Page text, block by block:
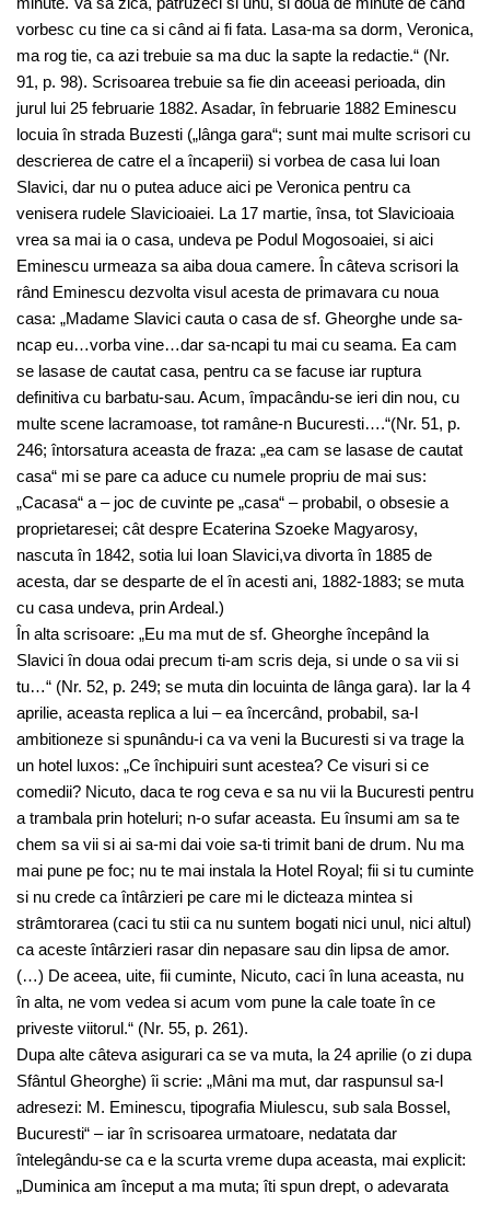
vorbesc cu tine ca si când ai fi fata. Lasa-ma sa dorm, Veronica,
ma rog tie, ca azi trebuie sa ma duc la sapte la redactie.“ (Nr.
91, p. 98). Scrisoarea trebuie sa fie din aceeasi perioada, din
jurul lui 25 februarie 1882. Asadar, în februarie 1882 Eminescu
locuia în strada Buzesti („lânga gara“; sunt mai multe scrisori cu
descrierea de catre el a încaperii) si vorbea de casa lui Ioan
Slavici, dar nu o putea aduce aici pe Veronica pentru ca
venisera rudele Slavicioaiei. La 17 martie, însa, tot Slavicioaia
vrea sa mai ia o casa, undeva pe Podul Mogosoaiei, si aici
Eminescu urmeaza sa aiba doua camere. În câteva scrisori la
rând Eminescu dezvolta visul acesta de primavara cu noua
casa: „Madame Slavici cauta o casa de sf. Gheorghe unde sa-
ncap eu…vorba vine…dar sa-ncapi tu mai cu seama. Ea cam
se lasase de cautat casa, pentru ca se facuse iar ruptura
definitiva cu barbatu-sau. Acum, împacându-se ieri din nou, cu
multe scene lacramoase, tot ramâne-n Bucuresti….“(Nr. 51, p.
246; întorsatura aceasta de fraza: „ea cam se lasase de cautat
casa“ mi se pare ca aduce cu numele propriu de mai sus:
„Cacasa“ a – joc de cuvinte pe „casa“ – probabil, o obsesie a
proprietaresei; cât despre Ecaterina Szoeke Magyarosy,
nascuta în 1842, sotia lui Ioan Slavici,va divorta în 1885 de
acesta, dar se desparte de el în acesti ani, 1882-1883; se muta
cu casa undeva, prin Ardeal.)
În alta scrisoare: „Eu ma mut de sf. Gheorghe începând la
Slavici în doua odai precum ti-am scris deja, si unde o sa vii si
tu…“ (Nr. 52, p. 249; se muta din locuinta de lânga gara). Iar la 4
aprilie, aceasta replica a lui – ea încercând, probabil, sa-l
ambitioneze si spunându-i ca va veni la Bucuresti si va trage la
un hotel luxos: „Ce închipuiri sunt acestea? Ce visuri si ce
comedii? Nicuto, daca te rog ceva e sa nu vii la Bucuresti pentru
a trambala prin hoteluri; n-o sufar aceasta. Eu însumi am sa te
chem sa vii si ai sa-mi dai voie sa-ti trimit bani de drum. Nu ma
mai pune pe foc; nu te mai instala la Hotel Royal; fii si tu cuminte
si nu crede ca întârzieri pe care mi le dicteaza mintea si
strâmtorarea (caci tu stii ca nu suntem bogati nici unul, nici altul)
ca aceste întârzieri rasar din nepasare sau din lipsa de amor.
(…) De aceea, uite, fii cuminte, Nicuto, caci în luna aceasta, nu
în alta, ne vom vedea si acum vom pune la cale toate în ce
priveste viitorul.“ (Nr. 55, p. 261).
Dupa alte câteva asigurari ca se va muta, la 24 aprilie (o zi dupa
Sfântul Gheorghe) îi scrie: „Mâni ma mut, dar raspunsul sa-l
adresezi: M. Eminescu, tipografia Miulescu, sub sala Bossel,
Bucuresti“ – iar în scrisoarea urmatoare, nedatata dar
întelegându-se ca e la scurta vreme dupa aceasta, mai explicit:
„Duminica am început a ma muta; îti spun drept, o adevarata